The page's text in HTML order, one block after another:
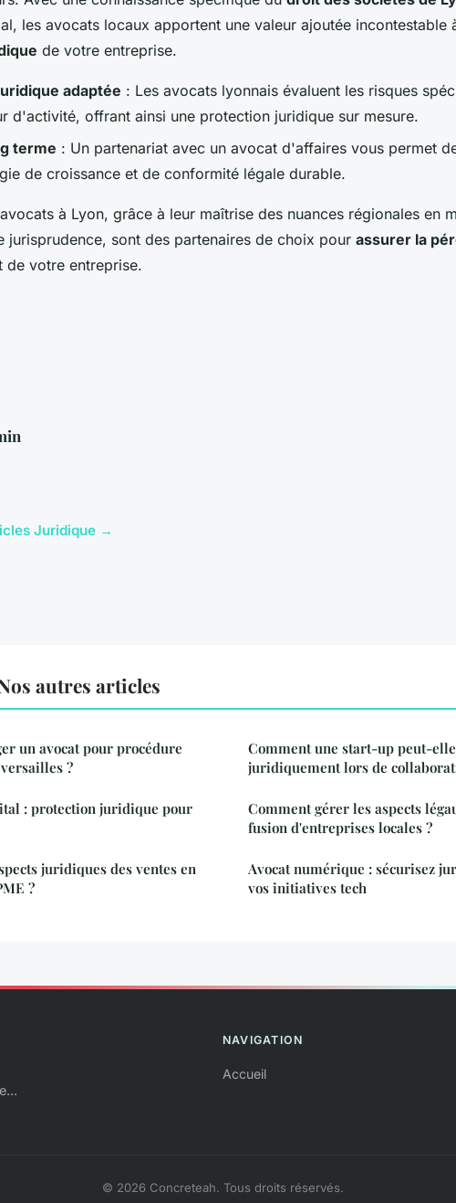
les avocats locaux apportent une valeur ajoutée incontestable
de votre entreprise.
adaptée : Les avocats lyonnais évaluent les risques
d'activité, offrant ainsi une protection juridique sur mesure.
terme : Un partenariat avec un avocat d'affaires vous permet
de croissance et de conformité légale durable.
à Lyon, grâce à leur maîtrise des nuances régionales en
jurisprudence, sont des partenaires de choix pour assurer la
de votre entreprise.
Juridique →
autres articles
un avocat pour procédure
?
: protection juridique pour
juridiques des ventes en
?
Comment une start-up peut-
juridiquement lors de
Comment gérer les aspects
fusion d'entreprises locales ?
Avocat numérique : sécurisez
vos initiatives tech
NAVIGATION
Accueil
© 2026 Concreteah. Tous droits réservés.